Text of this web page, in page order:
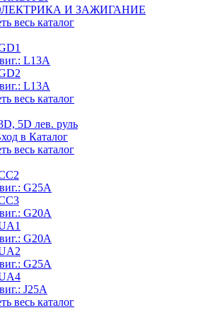
И ЗАЖИГАНИЕ
весь каталог
L13A
L13A
весь каталог
5D лев. руль
в Каталог
весь каталог
G25A
G20A
G20A
G25A
J25A
весь каталог